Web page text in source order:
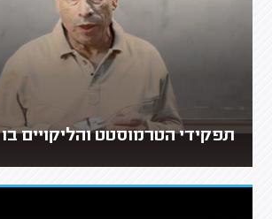
תפקידי הטרמוסטט והליקויים בו